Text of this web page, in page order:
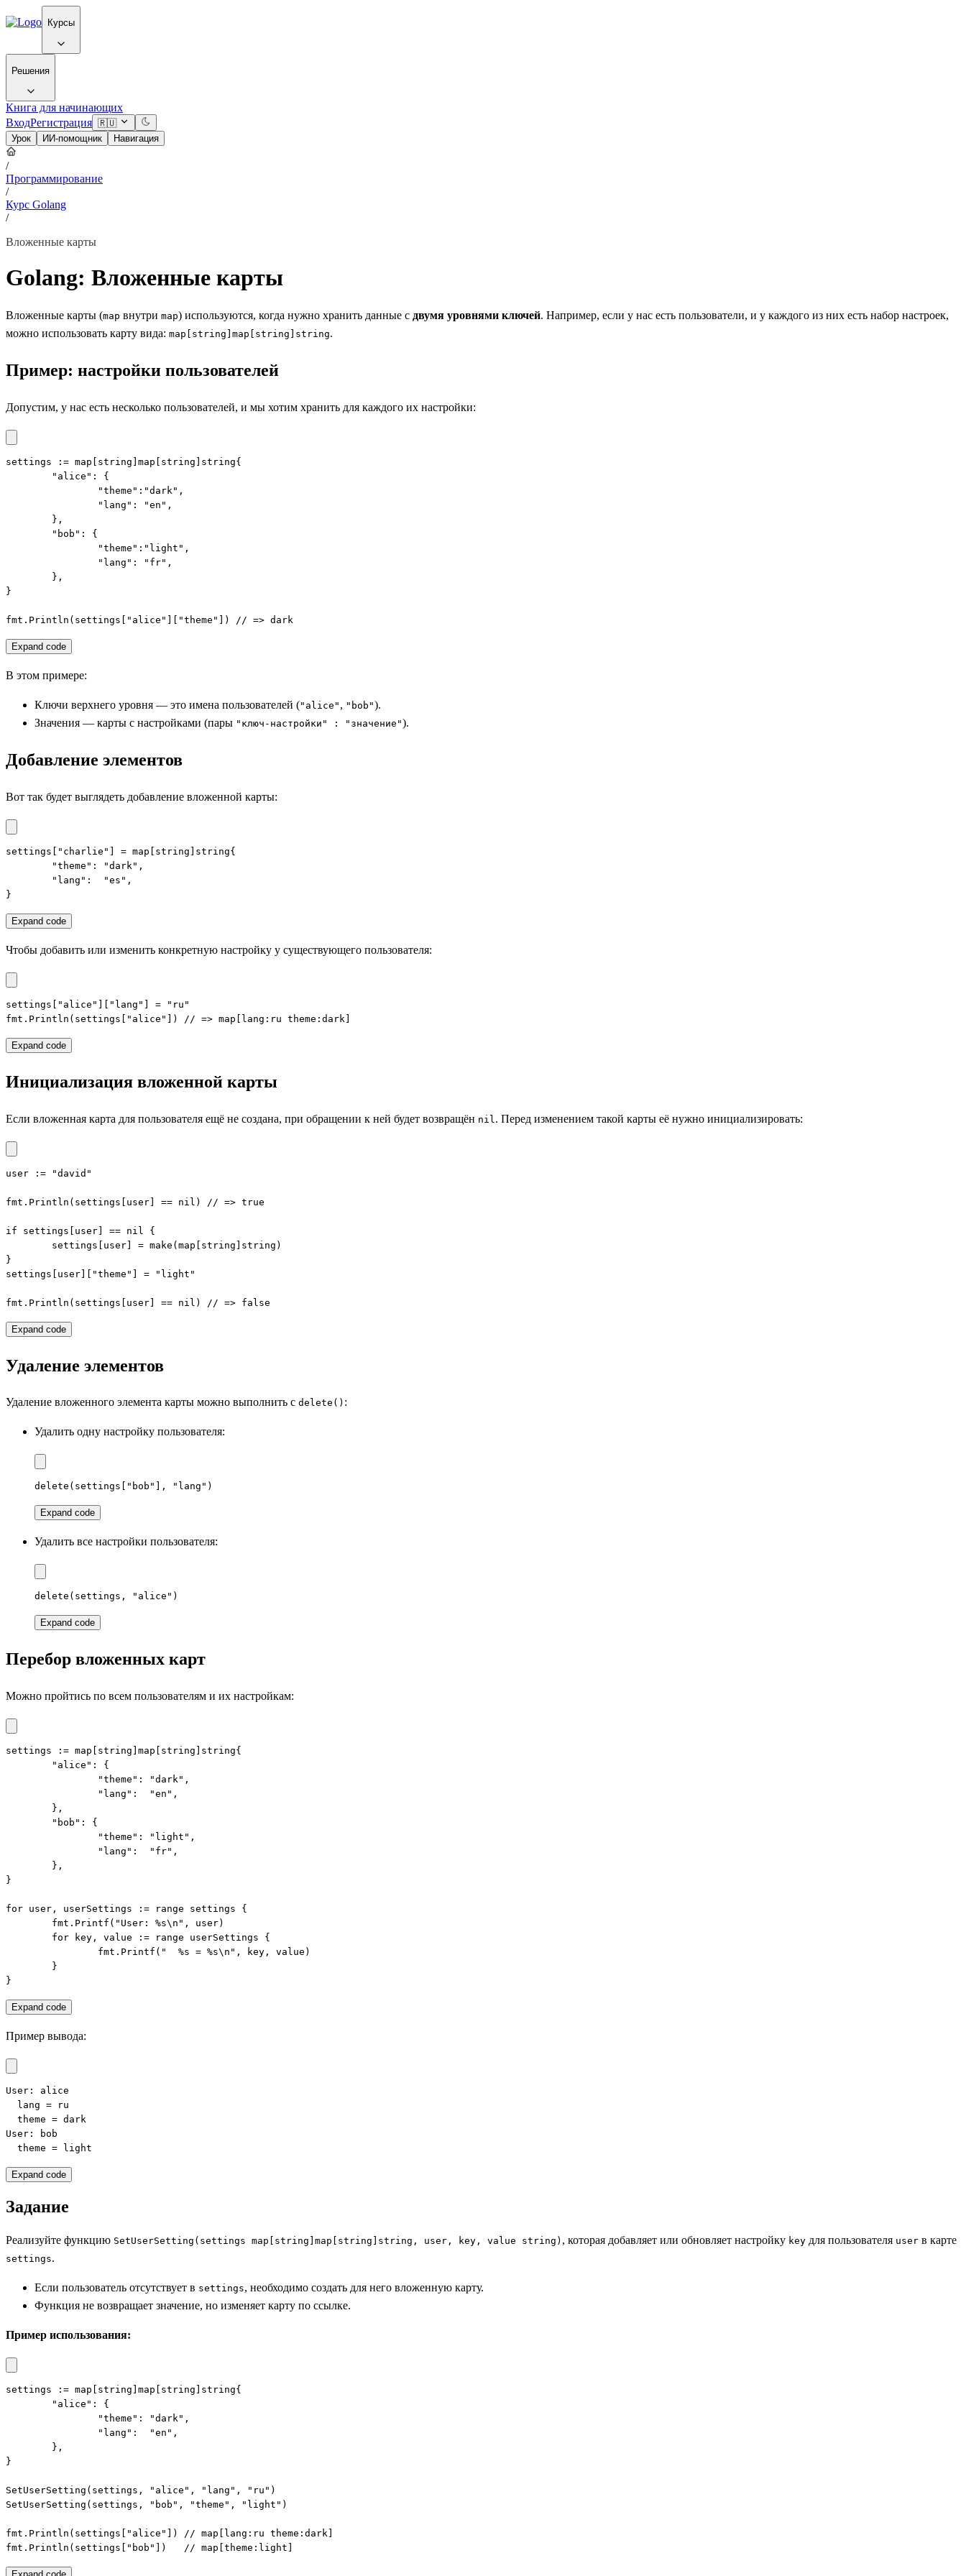
Курсы
Решения
Книга для начинающих
ВходРегистрация 🇷🇺
Урок
ИИ-помощник Навигация
/
Программирование
/
Курс Golang
/
Вложенные карты
Golang: Вложенные карты
Вложенные карты (map внутри map) используются, когда нужно хранить данные с двумя уровнями ключей. Например, если у нас есть пользователи, и у каждого из них есть набор настроек,
можно использовать карту вида: map[string]map[string]string.
Пример: настройки пользователей
Допустим, у нас есть несколько пользователей, и мы хотим хранить для каждого их настройки:
settings := map[string]map[string]string{
}
fmt.Println(settings["alice"]["theme"]) // => dark
Expand code
В этом примере:
Ключи верхнего уровня — это имена пользователей ("alice" , "bob").
Значения — карты с настройками (пары "ключ-настройки" : "значение").
Добавление элементов
Вот так будет выглядеть добавление вложенной карты:
settings["charlie"] = map[string]string{
}
Expand code
Чтобы добавить или изменить конкретную настройку у существующего пользователя:
settings["alice"]["lang"] = "ru"
fmt.Println(settings["alice"]) // => map[lang:ru theme:dark]
Expand code
Инициализация вложенной карты
Если вложенная карта для пользователя ещё не создана, при обращении к ней будет возвращён nil . Перед изменением такой карты её нужно инициализировать:
user := "david"
fmt.Println(settings[user] == nil) // => true
if settings[user] == nil {
}
settings[user]["theme"] = "light"
fmt.Println(settings[user] == nil) // => false
Expand code
Удаление элементов
Удаление вложенного элемента карты можно выполнить с delete() :
Удалить одну настройку пользователя:
delete(settings["bob"], "lang")
Expand code
Удалить все настройки пользователя:
delete(settings, "alice")
Expand code
Перебор вложенных карт
Можно пройтись по всем пользователям и их настройкам:
settings := map[string]map[string]string{
}
for user, userSettings := range settings {
}
Expand code
Пример вывода:
User: alice
  lang = ru
  theme = dark
User: bob
  theme = light
Expand code
Задание
Реализуйте функцию SetUserSetting(settings map[string]map[string]string, user, key, value string) , которая добавляет или обновляет настройку key для пользователя user в карте
settings.
Если пользователь отсутствует в settings, необходимо создать для него вложенную карту.
Функция не возвращает значение, но изменяет карту по ссылке.
Пример использования:
settings := map[string]map[string]string{
}
SetUserSetting(settings, "alice", "lang", "ru")
SetUserSetting(settings, "bob", "theme", "light")
fmt.Println(settings["alice"]) // map[lang:ru theme:dark]
fmt.Println(settings["bob"])   // map[theme:light]